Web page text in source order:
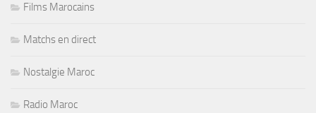
Films Marocains
Matchs en direct
Nostalgie Maroc
Radio Maroc